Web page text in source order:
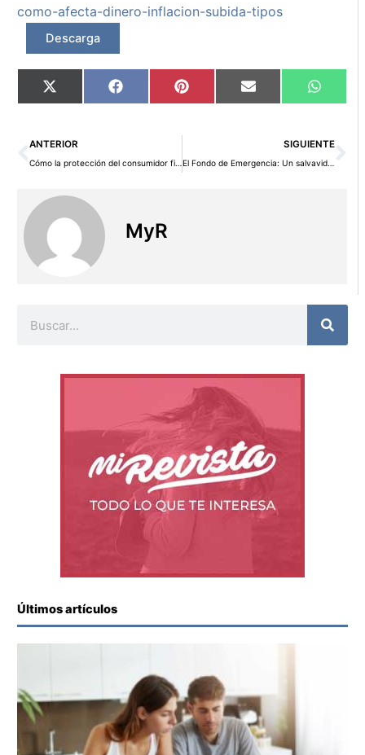
como-afecta-dinero-inflacion-subida-tipos
Descarga
Compartir
en
X
(Twitter)
Compartir
en
Facebook Compartir
en
Pinterest Compartir
en
Email
en
Ant
ANTERIOR
Cómo la protección del consumidor financiero te protege
SIGUIENTE
El Fondo de Emergencia: Un salvavidas financiero imprescindible
MyR
Últimos artículos